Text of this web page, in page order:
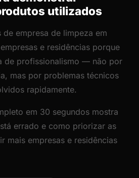
utilizados
empresa de limpeza em
e residências porque
de profissionalismo — não por
mas por problemas técnicos
rapidamente.
em 30 segundos mostra
errado e como priorizar as
mais empresas e residências